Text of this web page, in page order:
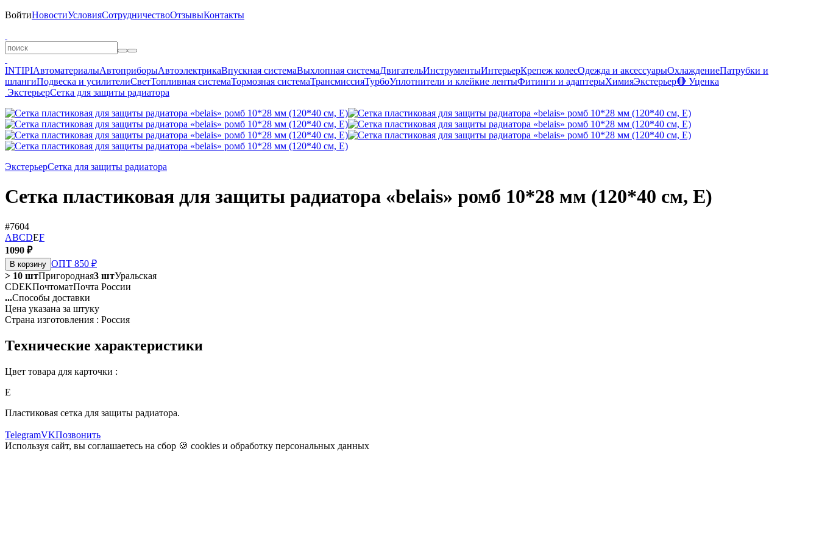
ВойтиНовостиУсловияСотрудничествоОтзывыКонтакты
INTIPIАвтоматериалыАвтоприборыАвтоэлектрикаВпускная системаВыхлопная системаДвигательИнструментыИнтерьерКрепеж колесОдежда и аксессуарыОхлаждениеПатрубки и
шлангиПодвеска и усилителиСветТопливная системаТормозная системаТрансмиссияТурбоУплотнители и клейкие лентыФитинги и адаптерыХимияЭкстерьер🔴 Уценка
ЭкстерьерСетка для защиты радиатора
ЭкстерьерСетка для защиты радиатора
Сетка пластиковая для защиты радиатора «belais» ромб 10*28 мм (120*40 см, E)
#7604
ABCDEF
1090 ₽
В корзину ОПТ 850 ₽
> 10 штПригородная3 штУральская
CDEKПочтоматПочта России
...Способы доставки
Цена указана за штуку
Страна изготовления : Россия
Технические характеристики
Цвет товара для карточки :
E
Пластиковая сетка для защиты радиатора.
TelegramVKПозвонить
Используя сайт, вы соглашаетесь на сбор 🍪 cookies и обработку персональных данных